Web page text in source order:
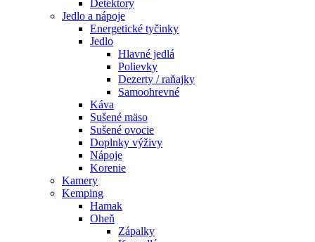
Detektory
Jedlo a nápoje
Energetické tyčinky
Jedlo
Hlavné jedlá
Polievky
Dezerty / raňajky
Samoohrevné
Káva
Sušené mäso
Sušené ovocie
Doplnky výživy
Nápoje
Korenie
Kamery
Kemping
Hamak
Oheň
Zápalky